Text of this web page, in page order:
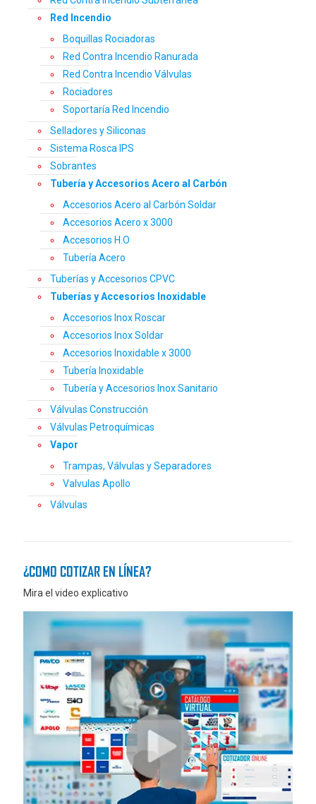
Red Incendio
Boquillas Rociadoras
Red Contra Incendio Ranurada
Red Contra Incendio Válvulas
Rociadores
Soportaría Red Incendio
Selladores y Siliconas
Sistema Rosca IPS
Sobrantes
Tubería y Accesorios Acero al Carbón
Accesorios Acero al Carbón Soldar
Accesorios Acero x 3000
Accesorios H.O
Tubería Acero
Tuberías y Accesorios CPVC
Tuberías y Accesorios Inoxidable
Accesorios Inox Roscar
Accesorios Inox Soldar
Accesorios Inoxidable x 3000
Tubería Inoxidable
Tubería y Accesorios Inox Sanitario
Válvulas Construcción
Válvulas Petroquímicas
Vapor
Trampas, Válvulas y Separadores
Valvulas Apollo
Válvulas
¿COMO COTIZAR EN LÍNEA?
Mira el video explicativo